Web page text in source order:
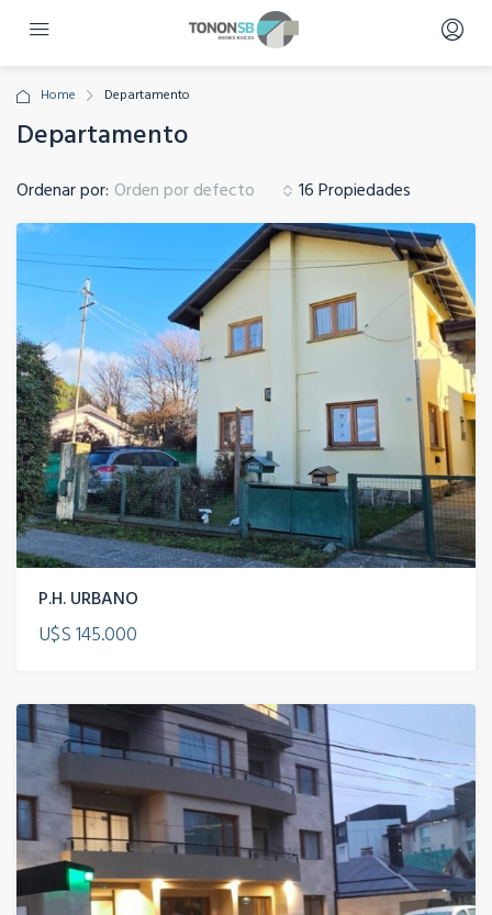
Home Departamento
Departamento
16 Propiedades
Ordenar por: Orden por defecto
P.H. URBANO
U$S 145.000